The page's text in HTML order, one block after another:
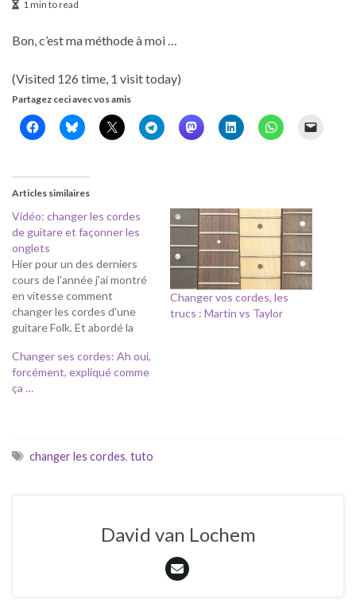
1 min to read
Bon, c’est ma méthode à moi …
(Visited 126 time, 1 visit today)
Partagez ceci avec vos amis
Articles similaires
Vidéo: changer les cordes
de guitare et façonner les
onglets
Hier pour un des derniers
cours de l'année j'ai montré
en vitesse comment
changer les cordes d'une
guitare Folk. Et abordé la
onglets. Deux notions
importantes, à maîtriser,
surtout le changement de
etc, avec les réponses à…
Changer vos cordes, les
trucs : Martin vs Taylor
Changer ses cordes: Ah oui,
forcément, expliqué comme
ça …
changer les cordes, tuto
David van Lochem